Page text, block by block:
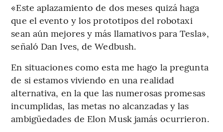
«Este aplazamiento de dos meses quizá haga
que el evento y los prototipos del robotaxi
sean aún mejores y más llamativos para Tesla»,
señaló Dan Ives, de Wedbush.
En situaciones como esta me hago la pregunta
de si estamos viviendo en una realidad
alternativa, en la que las numerosas promesas
incumplidas, las metas no alcanzadas y las
ambigüedades de Elon Musk jamás ocurrieron.